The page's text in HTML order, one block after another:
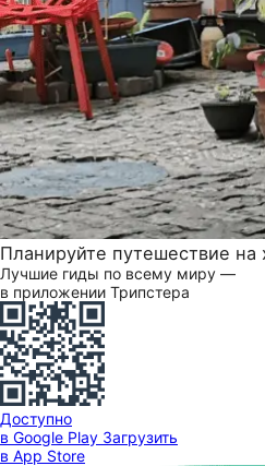
Планируйте путешествие на
Лучшие гиды по всему миру —
в приложении Трипстера
Доступно
в Google Play Загрузить
в App Store